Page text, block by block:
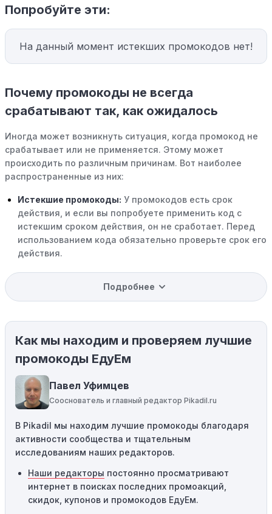
Попробуйте эти:
На данный момент истекших промокодов нет!
Почему промокоды не всегда
срабатывают так, как ожидалось
Иногда может возникнуть ситуация, когда промокод не
срабатывает или не применяется. Этому может
происходить по различным причинам. Вот наиболее
распространенные из них:
Истекшие промокоды: У промокодов есть срок
действия, и если вы попробуете применить код с
истекшим сроком действия, он не сработает. Перед
использованием кода обязательно проверьте срок его
действия.
Уже со скидкой:В некоторых случаях интересующий
вас товар может быть уже со скидкой. Некоторые
магазины предлагают скидки и акции напрямую, без
Ограничения на использование промокода:
Некоторые промокоды распространяются только на
определенные товары, бренды или категории. Если вы
пытаетесь применить код к товару, не
соответствующему критериям, он не сработает.
промокоды требуют соблюдения минимального
порога покупки, чтобы получить право на скидку. Если
сумма в корзине не соответствует указанному порогу,
код не сработает.
Географические ограничения:Действие некоторых
промокодов может быть ограничено определенными
Подробнее
Как мы находим и проверяем лучшие
промокоды ЕдуЕм
Павел Уфимцев
Сооснователь и главный редактор Pikadil.ru
В Pikadil мы находим лучшие промокоды благодаря
активности сообщества и тщательным
исследованиям наших редакторов.
Наши редакторы постоянно просматривают
интернет в поисках последних промоакций,
скидок, купонов и промокодов ЕдуЕм.